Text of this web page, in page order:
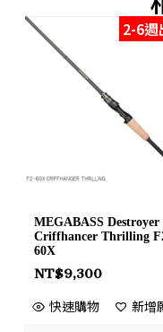
2-6週
MEGABASS Destroyer
Criffhancer Thrilling
60X
NT$9,300
快速購物 新增